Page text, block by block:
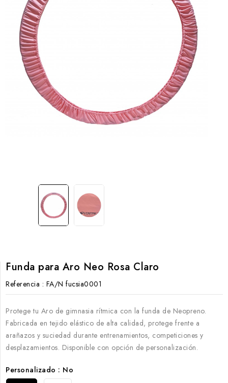
Funda para Aro Neo Rosa Claro
Referencia : FA/N fucsia0001
Protege tu Aro de gimnasia rítmica con la funda de Neopreno.
Fabricada en tejido elástico de alta calidad, protege frente a
arañazos y suciedad durante entrenamientos, competiciones y
desplazamientos. Disponible con opción de personalización.
Personalizado : No